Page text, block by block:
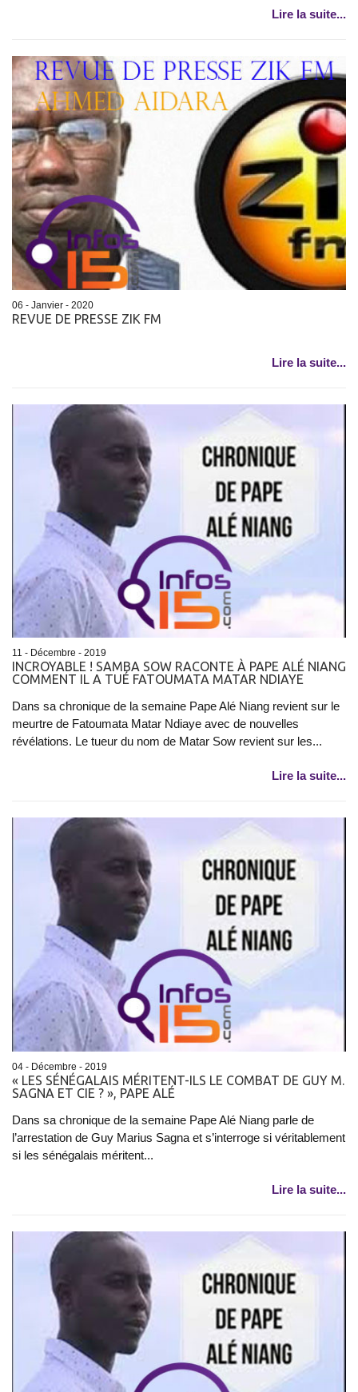
Lire la suite...
06 - Janvier - 2020
REVUE DE PRESSE ZIK FM
Lire la suite...
11 - Décembre - 2019
INCROYABLE ! SAMBA SOW RACONTE À PAPE ALÉ NIANG
COMMENT IL A TUÉ FATOUMATA MATAR NDIAYE
Dans sa chronique de la semaine Pape Alé Niang revient sur le
meurtre de Fatoumata Matar Ndiaye avec de nouvelles
révélations. Le tueur du nom de Matar Sow revient sur les...
Lire la suite...
04 - Décembre - 2019
« LES SÉNÉGALAIS MÉRITENT-ILS LE COMBAT DE GUY M.
SAGNA ET CIE ? », PAPE ALÉ
Dans sa chronique de la semaine Pape Alé Niang parle de
l’arrestation de Guy Marius Sagna et s’interroge si véritablement
si les sénégalais méritent...
Lire la suite...